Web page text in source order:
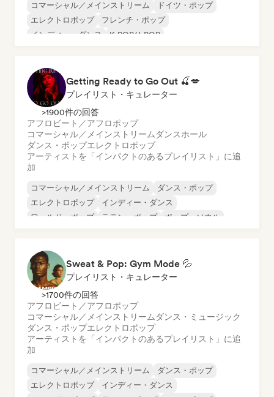
コマーシャル／メインストリーム
ドイツ・ポップ
エレクトロポップ
フレンチ・ポップ
インディー・ダンス
K-POP/J-POP
Getting Ready to Go Out 🍒💋
プレイリスト・キュレーター
>1900件の回答
アフロビート／アフロポップ
コマーシャル／メインストリーム ダンスホール
ダンス・ポップエレクトロポップ
アーティストを「インパクトのあるプレイリスト」に追
加
コマーシャル／メインストリーム
ダンス・ポップ
エレクトロポップ
インディー・ダンス
ワールド・ポップ
ラテン・ポップ
ポップ・ソウル
Sweat & Pop: Gym Mode 💦
プレイリスト・キュレーター
>1700件の回答
アフロビート／アフロポップ
コマーシャル／メインストリーム ダンス・ミュージック
ダンス・ポップエレクトロポップ
アーティストを「インパクトのあるプレイリスト」に追
加
コマーシャル／メインストリーム
ダンス・ポップ
エレクトロポップ
インディー・ダンス